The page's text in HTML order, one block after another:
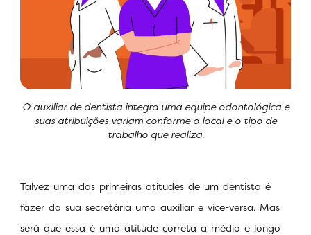
O auxiliar de dentista integra uma equipe odontológica e
suas atribuições variam conforme o local e o tipo de
trabalho que realiza.
Talvez uma das primeiras atitudes de um dentista é
fazer da sua secretária uma auxiliar e vice-versa. Mas
será que essa é uma atitude correta a médio e longo